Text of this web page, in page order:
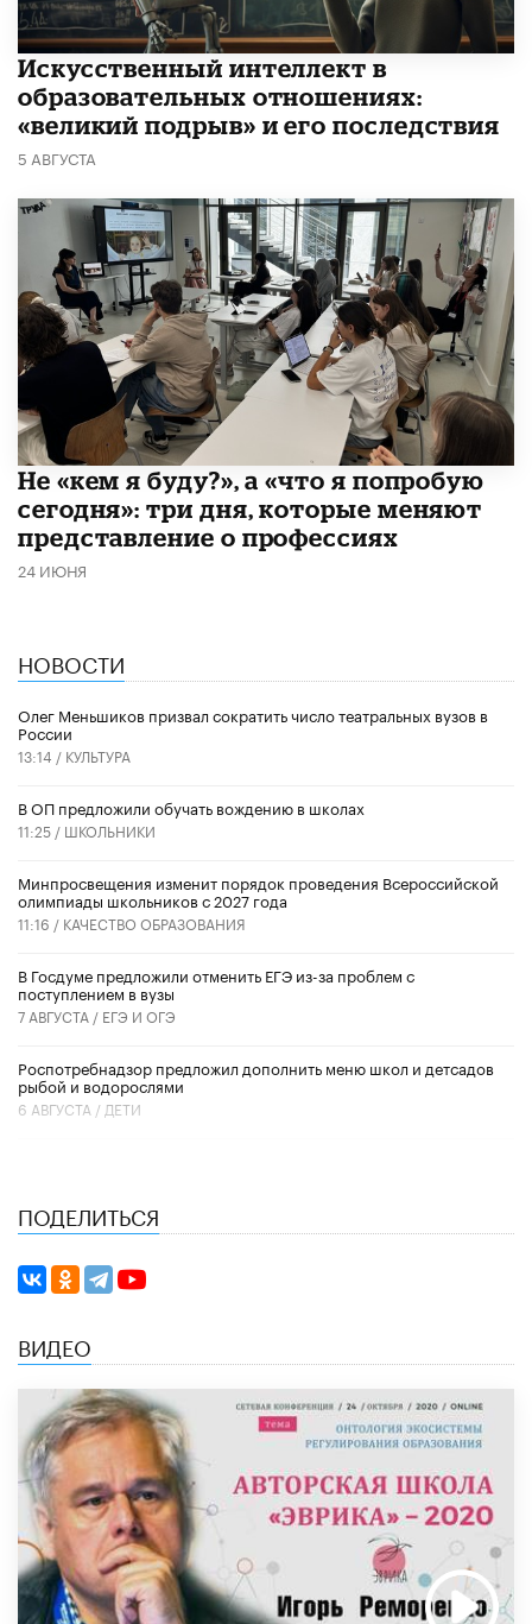
​Искусственный интеллект в
образовательных отношениях:
«великий подрыв» и его последствия
5 АВГУСТА
Не «кем я буду?», а «что я попробую
сегодня»: три дня, которые меняют
представление о профессиях
24 ИЮНЯ
НОВОСТИ
Олег Меньшиков призвал сократить число театральных вузов в
России
13:14 / КУЛЬТУРА
В ОП предложили обучать вождению в школах
11:25 / ШКОЛЬНИКИ
Минпросвещения изменит порядок проведения Всероссийской
олимпиады школьников с 2027 года
11:16 / КАЧЕСТВО ОБРАЗОВАНИЯ
В Госдуме предложили отменить ЕГЭ из-за проблем с
поступлением в вузы
7 АВГУСТА / ЕГЭ И ОГЭ
Роспотребнадзор предложил дополнить меню школ и детсадов
рыбой и водорослями
6 АВГУСТА / ДЕТИ
ПОДЕЛИТЬСЯ
ВИДЕО